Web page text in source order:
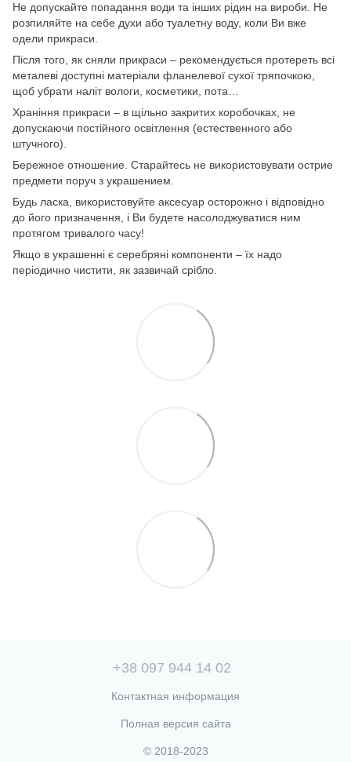
Не допускайте попадання води та інших рідин на вироби. Не
розпиляйте на себе духи або туалетну воду, коли Ви вже
одели прикраси.
Після того, як сняли прикраси – рекомендується протереть всі
металеві доступні матеріали фланелевої сухої тряпочкою,
щоб убрати наліт вологи, косметики, пота…
Храніння прикраси – в щільно закритих коробочках, не
допускаючи постійного освітлення (естественного або
штучного).
Бережное отношение. Старайтесь не використовувати острие
предмети поруч з украшением.
Будь ласка, використовуйте аксесуар осторожно і відповідно
до його призначення, і Ви будете насолоджуватися ним
протягом тривалого часу!
Якщо в украшенні є серебряні компоненти – їх надо
періодично чистити, як зазвичай срібло.
+38 097 944 14 02
Контактная информация
Полная версия сайта
© 2018-2023